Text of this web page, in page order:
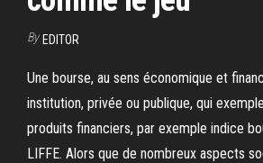
By EDITOR
Une bourse, au sens économique et
institution, privée ou publique, qui
produits financiers, par exemple indice
LIFFE. Alors que de nombreux aspects